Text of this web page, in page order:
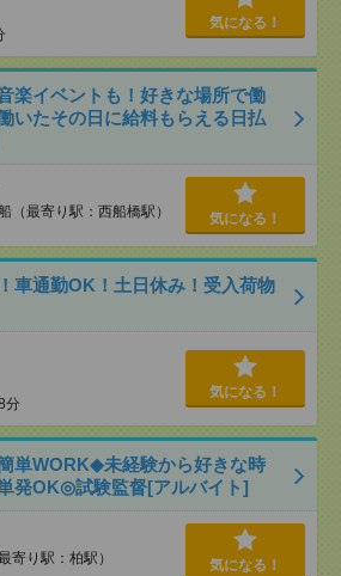
気になる！
楽イベントも！好きな場所で働
いたその日に給料もらえる日払
（最寄り駅：西船橋駅） 気になる！
車通勤OK！土日休み！受入荷物
分
気になる！
単WORK◆未経験から好きな時
発OK◎試験監督[アルバイト]
寄り駅：柏駅） 気になる！